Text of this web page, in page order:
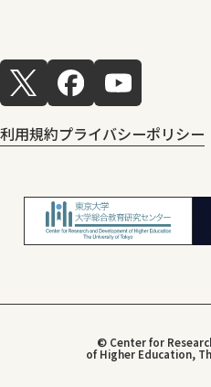
利用規約プライバシーポリシー
© Center for
of Higher Education,